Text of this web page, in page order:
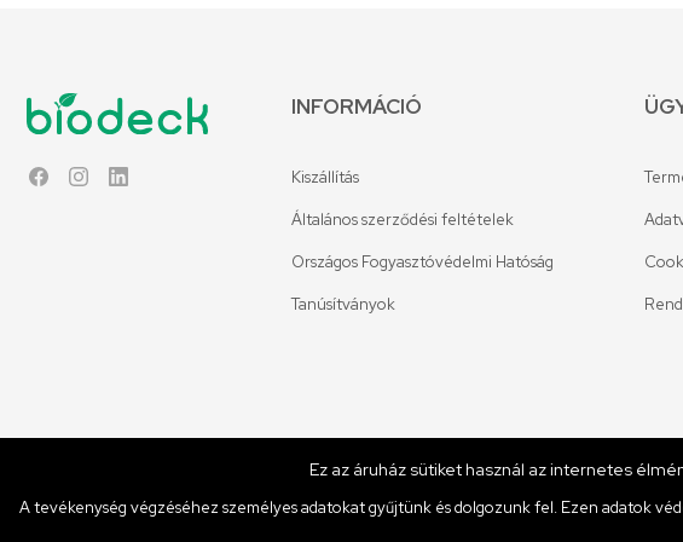
FacebookInstagram
INFORMÁCIÓ
Kiszállítás
Általános szerződési feltételek
Országos Fogyasztóvédelmi Hatóság
Tanúsítványok
Ez az áruház sütiket használ az internetes
A tevékenység végzéséhez személyes adatokat gyűjtünk és dolgozunk fel. Ezen adatok
© Copyright 2026 Biodeck. All rights reserved.